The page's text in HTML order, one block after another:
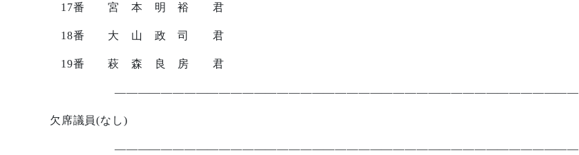
17番 宮 本 明 裕 君
18番 大 山 政 司 君
19番 萩 森 良 房 君
————————————————————————————————————————
欠席議員(なし)
————————————————————————————————————————